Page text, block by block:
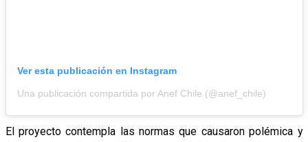
Ver esta publicación en Instagram
Una publicación compartida por Anef Chile (@anef_chile)
El proyecto contempla las normas que causaron polémica y